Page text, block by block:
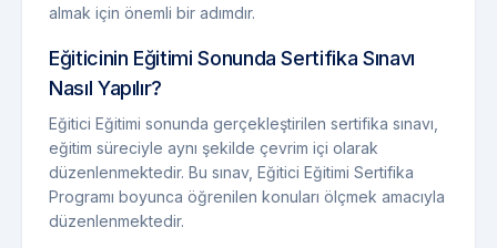
almak için önemli bir adımdır.
Eğiticinin Eğitimi Sonunda Sertifika Sınavı
Nasıl Yapılır?
Eğitici Eğitimi sonunda gerçekleştirilen sertifika sınavı,
eğitim süreciyle aynı şekilde çevrim içi olarak
düzenlenmektedir. Bu sınav, Eğitici Eğitimi Sertifika
Programı boyunca öğrenilen konuları ölçmek amacıyla
düzenlenmektedir.